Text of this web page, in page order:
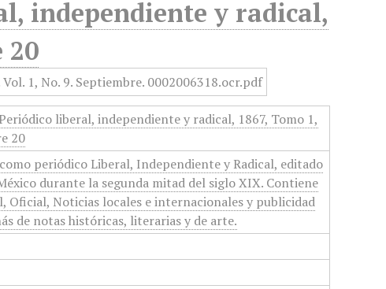
independiente y radical,
20
liberal, independiente y radical, 1867, Tomo 1,
20
periódico Liberal, Independiente y Radical, editado
durante la segunda mitad del siglo XIX. Contiene
Oficial, Noticias locales e internacionales y publicidad
de notas históricas, literarias y de arte.